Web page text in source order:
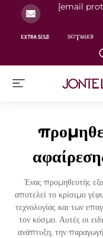
[email
Ένας προμηθευτής
αποτελεί το κρίσιμο
τεχνολογίας και των
τον κόσμο. Αυτές οι
ανάπτυξη, την